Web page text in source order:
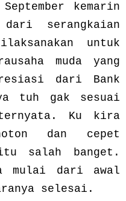
kemarin
serangkaian
untuk
muda yang
dari Bank
tuh gak sesuai
ternyata. Ku kira
dan cepet
salah banget.
mulai dari awal
selesai.